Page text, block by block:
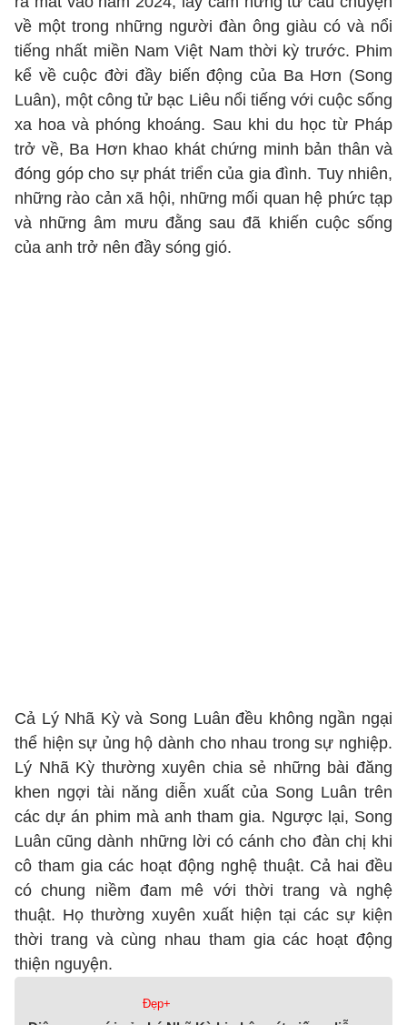
về một trong những người đàn ông giàu có và nổi
tiếng nhất miền Nam Việt Nam thời kỳ trước. Phim
kể về cuộc đời đầy biến động của Ba Hơn (Song
Luân), một công tử bạc Liêu nổi tiếng với cuộc sống
xa hoa và phóng khoáng. Sau khi du học từ Pháp
trở về, Ba Hơn khao khát chứng minh bản thân và
đóng góp cho sự phát triển của gia đình. Tuy nhiên,
những rào cản xã hội, những mối quan hệ phức tạp
và những âm mưu đằng sau đã khiến cuộc sống
của anh trở nên đầy sóng gió.
Cả Lý Nhã Kỳ và Song Luân đều không ngần ngại
thể hiện sự ủng hộ dành cho nhau trong sự nghiệp.
Lý Nhã Kỳ thường xuyên chia sẻ những bài đăng
khen ngợi tài năng diễn xuất của Song Luân trên
các dự án phim mà anh tham gia. Ngược lại, Song
Luân cũng dành những lời có cánh cho đàn chị khi
cô tham gia các hoạt động nghệ thuật. Cả hai đều
có chung niềm đam mê với thời trang và nghệ
thuật. Họ thường xuyên xuất hiện tại các sự kiện
thời trang và cùng nhau tham gia các hoạt động
thiện nguyện.
Đẹp+